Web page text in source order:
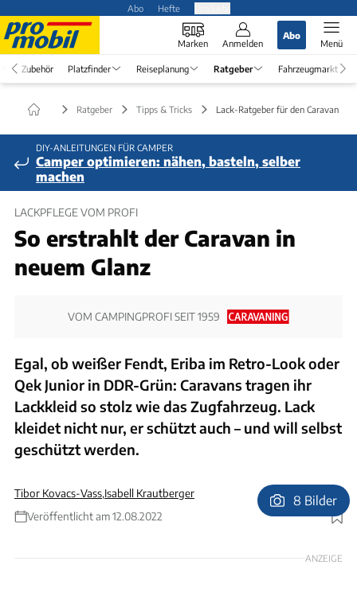
Abo Hefte
Marken Anmelden
Abo
Menü
Zubehör Platzfinder Reiseplanung Ratgeber Fahrzeugmarkt
Ratgeber Tipps & Tricks Lack-Ratgeber für den Caravan
DIY-ANLEITUNGEN FÜR CAMPER
Camper optimieren: nähen, basteln, selber
machen
LACKPFLEGE VOM PROFI
So erstrahlt der Caravan in
neuem Glanz
VOM CAMPINGPROFI SEIT 1959
Egal, ob weißer Fendt, Eriba im Retro-Look oder
Qek Junior in DDR-Grün: Caravans tragen ihr
Lackkleid so stolz wie das Zugfahrzeug. Lack
kleidet nicht nur, er schützt auch – und will selbst
geschützt werden.
Tibor Kovacs-Vass,Isabell Krautberger
Veröffentlicht am 12.08.2022
Foto: Andreas Becker
8 Bilder
ANZEIGE